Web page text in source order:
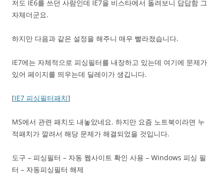
저도 IE6를 쓰던 사람인데 IE7을 비스타에서 돌려보니 답답함 그
자체더군요.
하지만 다음과 같은 설정을 해주니 매우 빨라졌습니다.
IE7에는 자체적으로 피싱필터를 내장하고 있는데 여기에 문제가
있어 페이지를 띄우는데 딜레이가 생깁니다.
[IE7 피싱필터패치]
MS에서 관련 패치도 내놓았네요. 하지만 요즘 노트북이라면 누
적패치가 깔려서 해당 문제가 해결되었을 것입니다.
도구 – 피싱필터 – 자동 웹사이트 확인 사용 – Windows 피싱 필
터 – 자동피싱필터 해제